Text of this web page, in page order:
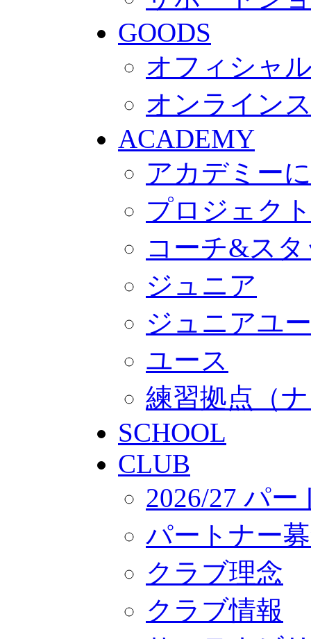
GOODS
オフィシャ
オンライン
ACADEMY
アカデミー
プロジェク
コーチ&ス
ジュニア
ジュニアユ
ユース
練習拠点（
SCHOOL
CLUB
2026/27 パ
パートナー
クラブ理念
クラブ情報